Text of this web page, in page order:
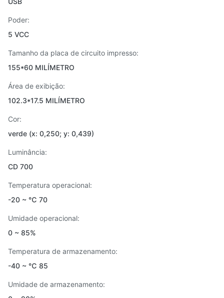
Poder:
5 VCC
Tamanho da placa de circuito impresso:
155*60 MILÍMETRO
Área de exibição:
102.3*17.5 MILÍMETRO
Cor:
verde (x: 0,250; y: 0,439)
Luminância:
CD 700
Temperatura operacional:
-20 ~ ℃ 70
Umidade operacional:
0 ~ 85%
Temperatura de armazenamento:
-40 ~ ℃ 85
Umidade de armazenamento: